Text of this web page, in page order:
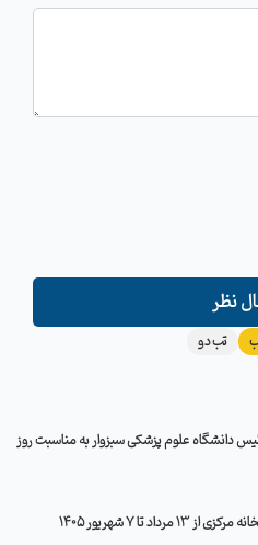
نظر
تب دو
دانشگاه علوم پزشکی سبزوار به مناسبت روز
تا 7 شهریور 1405